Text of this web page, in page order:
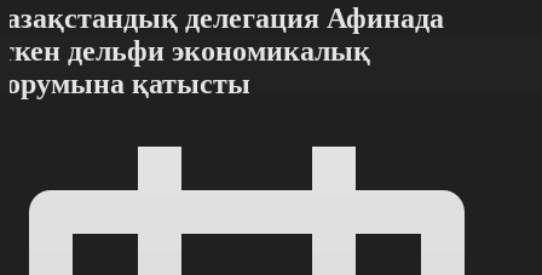
делегация Афинада
дельфи экономикалық
қатысты